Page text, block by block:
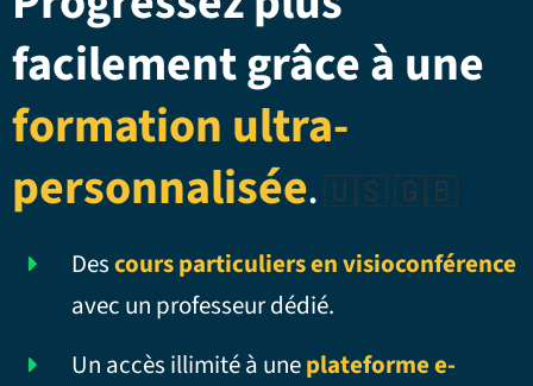
facilement grâce à une
formation ultra-
personnalisée.🇺🇸 🇬🇧
Descours particuliers en visioconférence
avec un professeur dédié.
Un accès illimité à uneplateforme e-